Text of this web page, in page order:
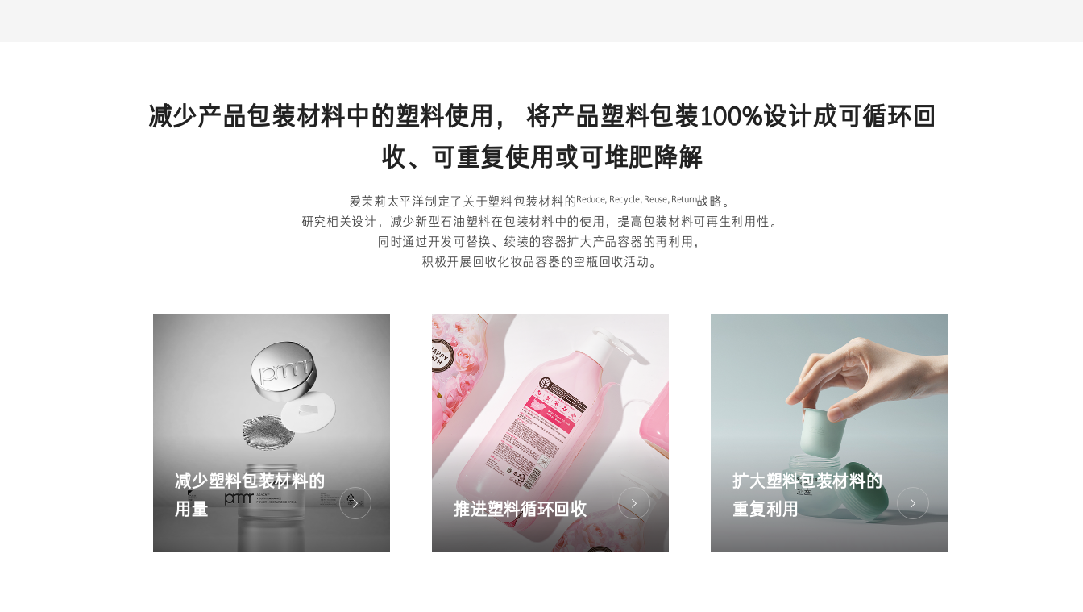
减少产品包装材料中的塑料使用， 将产品塑料包装100%设计成可循环回
收、可重复使用或可堆肥降解
爱茉莉太平洋制定了关于塑料包装材料的Reduce, Recycle, Reuse, Return战略。
研究相关设计，减少新型石油塑料在包装材料中的使用，提高包装材料可再生利用性。
同时通过开发可替换、续装的容器扩大产品容器的再利用，
积极开展回收化妆品容器的空瓶回收活动。
减少塑料包装材料的
用量
推进塑料循环回收
扩大塑料包装材料的
重复利用